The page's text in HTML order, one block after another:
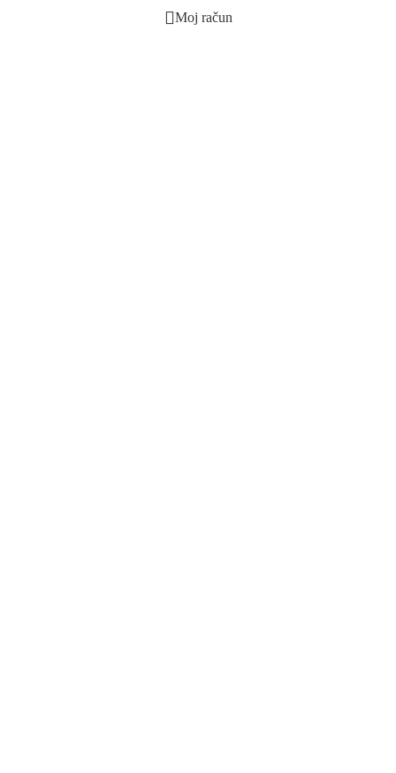
Moj račun